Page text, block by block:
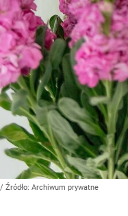
/ Źródło: Archiwum prywatne